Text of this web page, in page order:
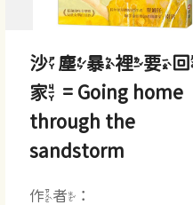
沙塵暴裡要
家 = Going home
through the
sandstorm
作者：